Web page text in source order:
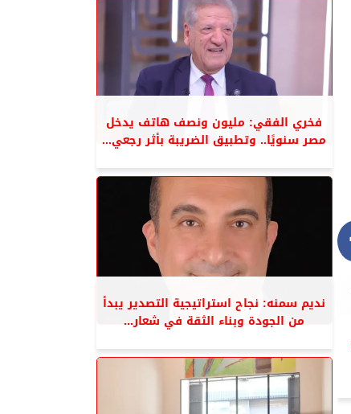
فخري الفقي: مليون ونصف هاتف يدخل
مصر سنويًا.. وتطبيق الضريبة بأثر رجعي...
نديم سمنه: نجاح استراتيجية التصدير يبدأ
من الجودة وبناء الثقة في شعار...